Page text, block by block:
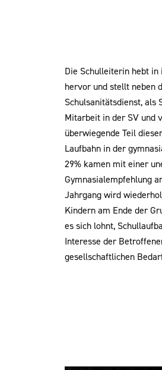
Die Schulleiterin hebt in
hervor und stellt neben
Schulsanitätsdienst, als
Mitarbeit in der SV und
überwiegende Teil
Laufbahn in der
29% kamen mit einer
Gymnasialempfehlung
Jahrgang wird
Kindern am Ende der
es sich lohnt,
Interesse der
gesellschaftlichen